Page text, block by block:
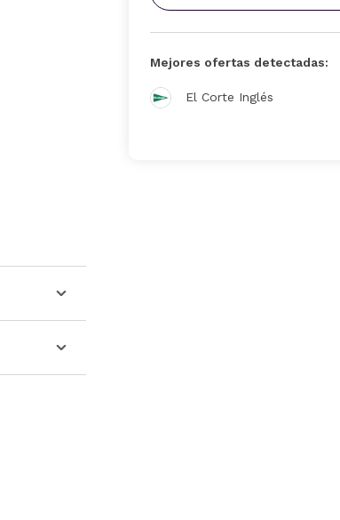
Mejores ofertas detectadas:
El Corte Inglés